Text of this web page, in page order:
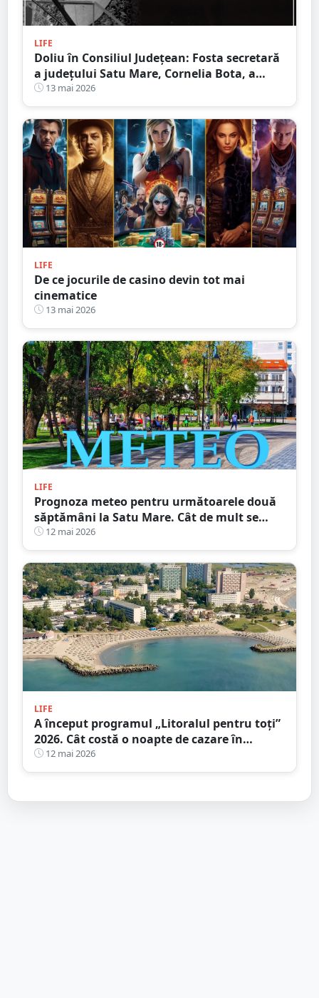
LIFE
Doliu în Consiliul Județean: Fosta secretară
a județului Satu Mare, Cornelia Bota, a
încetat din viață
13 mai 2026
LIFE
De ce jocurile de casino devin tot mai
cinematice
13 mai 2026
LIFE
Prognoza meteo pentru următoarele două
săptămâni la Satu Mare. Cât de mult se
încălzește vremea
12 mai 2026
LIFE
A început programul „Litoralul pentru toţi”
2026. Cât costă o noapte de cazare în
principalele stațiuni de la Marea Neagră
12 mai 2026